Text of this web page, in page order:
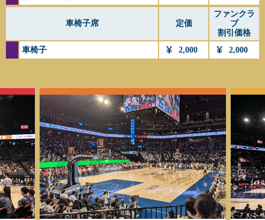
車椅子席 定価
ファンクラ
ブ
割引価格
車椅子
2,000 2,000